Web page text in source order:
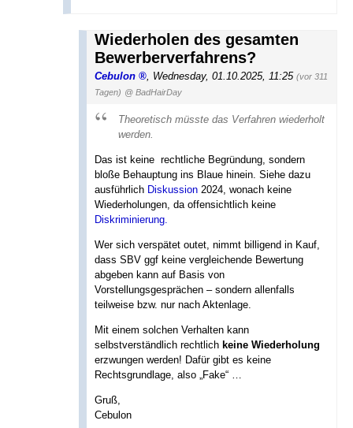
Wiederholen des gesamten
Bewerberverfahrens?
Cebulon Wednesday, 01.10.2025, 11:25 (vor 311
Tagen) @ BadHairDay
Theoretisch müsste das Verfahren wiederholt
werden.
Das ist keine ­ rechtliche Begründung, sondern
bloße Behauptung ins Blaue hinein. Siehe dazu
ausführlich Diskussion 2024, wonach keine
Wiederholungen, da offensichtlich keine
Diskriminierung.
Wer sich verspätet outet, nimmt billigend in Kauf,
dass SBV ggf keine vergleichende Bewertung
abgeben kann auf Basis von
Vorstellungsgesprächen – sondern allen­falls
teilweise bzw. nur nach Aktenlage.
Mit einem solchen Verhalten kann
selbstverständlich rechtlich keine Wiederholung
erzwungen werden! Dafür gibt es keine
Rechtsgrundlage, also „Fake“ …
Gruß,
Cebulon